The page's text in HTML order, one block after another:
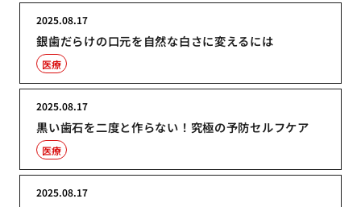
銀歯だらけの口元を自然な白さに変えるには
2025.08.17
医療
黒い歯石を二度と作らない！究極の予防セルフケア
2025.08.17
医療
2025.08.17